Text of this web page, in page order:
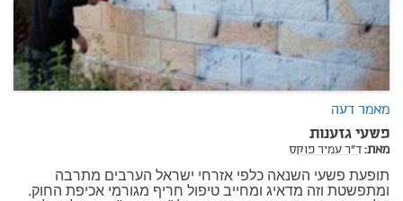
מאמר דעה
פשעי גזענות
מאת:ד"ר עמיר פוקס
תופעת פשעי השנאה כלפי אזרחי ישראל הערבים מתרבה
ומתפשטת וזה מדאיג ומחייב טיפול חריף מגורמי אכיפת החוק.